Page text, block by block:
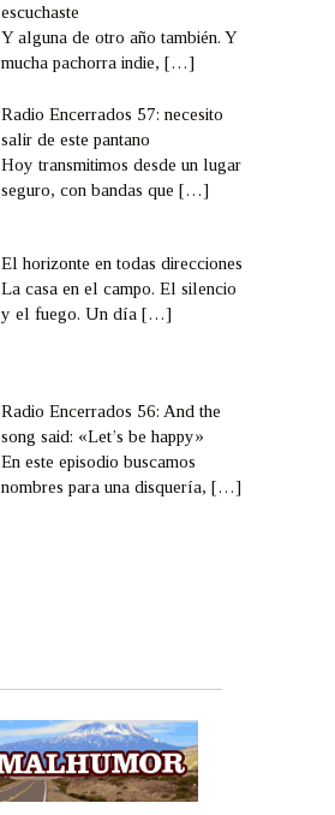
escuchaste
Y alguna de otro año también. Y
mucha pachorra indie,[…]
Radio Encerrados 57: necesito
salir de este pantano
Hoy transmitimos desde un lugar
seguro, con bandas que[…]
El horizonte en todas direcciones
La casa en el campo. El silencio
y el fuego. Un día[…]
Radio Encerrados 56: And the
song said: «Let’s be happy»
En este episodio buscamos
nombres para una disquería,[…]